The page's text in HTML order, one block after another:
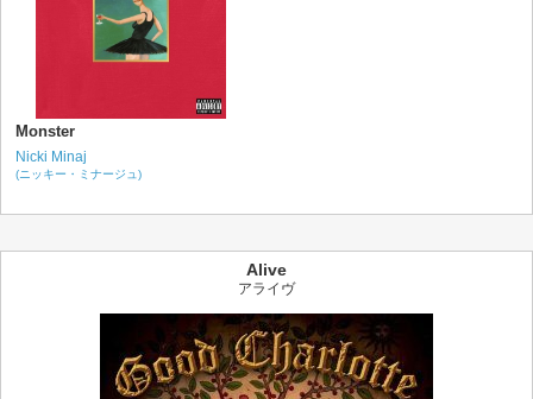
Monster
Nicki Minaj
(ニッキー・ミナージュ)
Alive
アライヴ